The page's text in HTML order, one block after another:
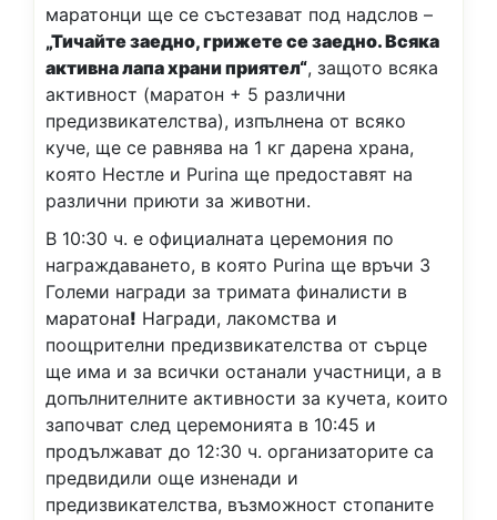
маратонци ще се състезават под надслов –
„Тичайте заедно, грижете се заедно. Всяка
активна лапа храни приятел“, защото всяка
активност (маратон + 5 различни
предизвикателства), изпълнена от всяко
куче, ще се равнява на 1 кг дарена храна,
която Нестле и Purina ще предоставят на
различни приюти за животни.
В 10:30 ч. е официалната церемония по
награждаването, в която Purina ще връчи 3
Големи награди за тримата финалисти в
маратона! Награди, лакомства и
поощрителни предизвикателства от сърце
ще има и за всички останали участници, а в
допълнителните активности за кучета, които
започват след церемонията в 10:45 и
продължават до 12:30 ч. организаторите са
предвидили още изненади и
предизвикателства, възможност стопаните